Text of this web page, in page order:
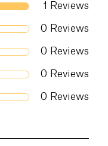
1 Reviews
0 Reviews
0 Reviews
0 Reviews
0 Reviews